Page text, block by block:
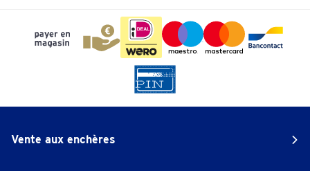
Vente aux enchères